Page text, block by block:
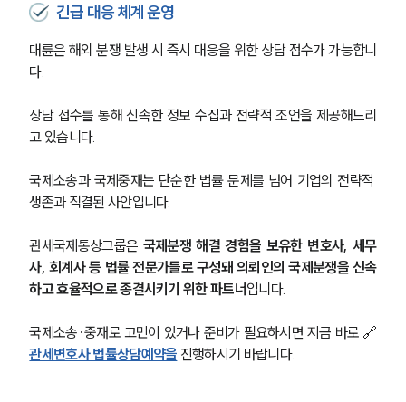
긴급 대응 체계 운영
대륜은 해외 분쟁 발생 시 즉시 대응을 위한 상담 접수가 가능합니
다.
상담 접수를 통해 신속한 정보 수집과 전략적 조언을 제공해드리
고 있습니다.
국제소송과 국제중재는 단순한 법률 문제를 넘어 기업의 전략적
생존과 직결된 사안입니다.
관세국제통상그룹은 국제분쟁 해결 경험을 보유한 변호사, 세무
사, 회계사 등 법률 전문가들로 구성돼 의뢰인의 국제분쟁을 신속
하고 효율적으로 종결시키기 위한 파트너입니다.
국제소송·중재로 고민이 있거나 준비가 필요하시면 지금 바로 🔗
관세변호사 법률상담예약을 진행하시기 바랍니다.